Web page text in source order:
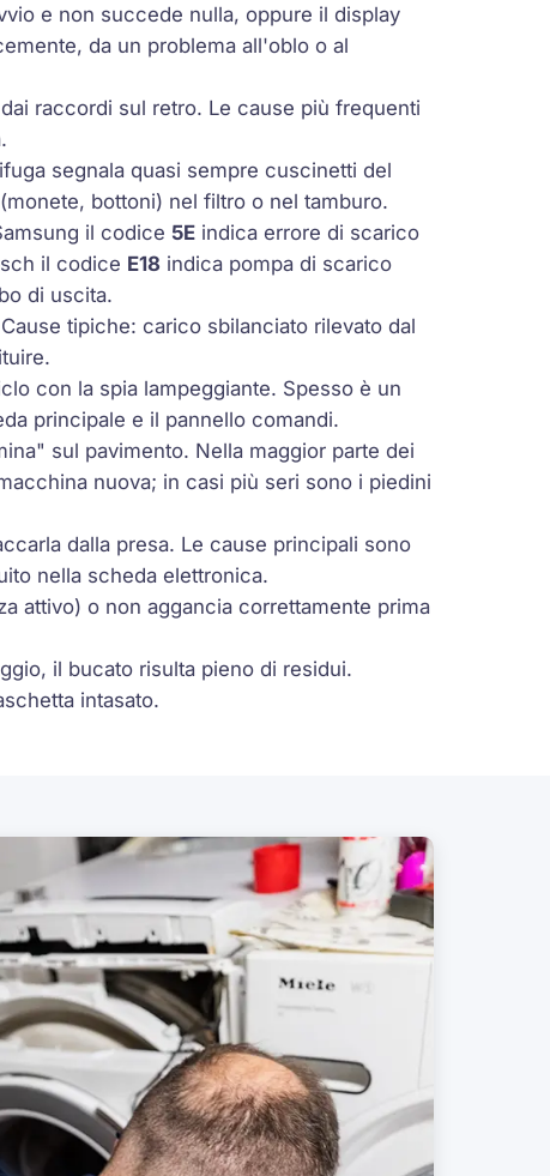
e non succede nulla, oppure il display
da un problema all'oblo o al
raccordi sul retro. Le cause più frequenti
segnala quasi sempre cuscinetti del
bottoni) nel filtro o nel tamburo.
il codice 5E indica errore di scarico
il codice E18 indica pompa di scarico
di uscita.
tipiche: carico sbilanciato rilevato dal
con la spia lampeggiante. Spesso è un
principale e il pannello comandi.
sul pavimento. Nella maggior parte dei
nuova; in casi più seri sono i piedini
dalla presa. Le cause principali sono
nella scheda elettronica.
attivo) o non aggancia correttamente prima
il bucato risulta pieno di residui.
intasato.